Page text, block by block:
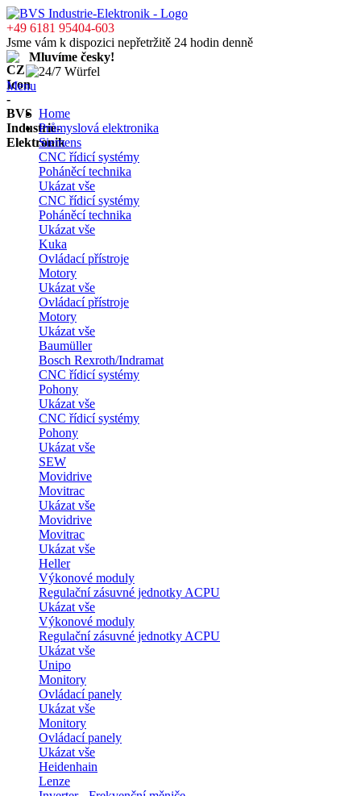
+49 6181 95404-603
Jsme vám k dispozici nepřetržitě 24 hodin denně
Mluvíme česky!
Menu
Home
Průmyslová elektronika
Siemens
CNC řídicí systémy
Poháněcí technika
Ukázat vše
CNC řídicí systémy
Poháněcí technika
Ukázat vše
Kuka
Ovládací přístroje
Motory
Ukázat vše
Ovládací přístroje
Motory
Ukázat vše
Baumüller
Bosch Rexroth/Indramat
CNC řídicí systémy
Pohony
Ukázat vše
CNC řídicí systémy
Pohony
Ukázat vše
SEW
Movidrive
Movitrac
Ukázat vše
Movidrive
Movitrac
Ukázat vše
Heller
Výkonové moduly
Regulační zásuvné jednotky ACPU
Ukázat vše
Výkonové moduly
Regulační zásuvné jednotky ACPU
Ukázat vše
Unipo
Monitory
Ovládací panely
Ukázat vše
Monitory
Ovládací panely
Ukázat vše
Heidenhain
Lenze